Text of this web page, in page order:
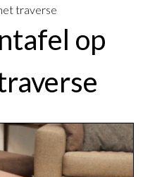
traverse
op